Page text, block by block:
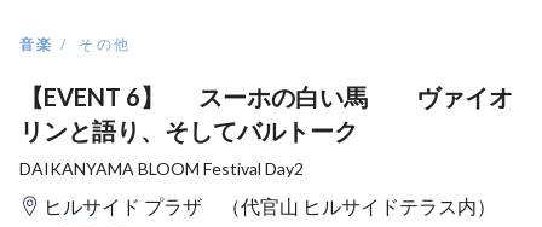
音楽 その他
【EVENT 6】 スーホの白い馬 ヴァイオ
リンと語り、そしてバルトーク
DAIKANYAMA BLOOM Festival Day2
ヒルサイド プラザ （代官山 ヒルサイドテラス内）